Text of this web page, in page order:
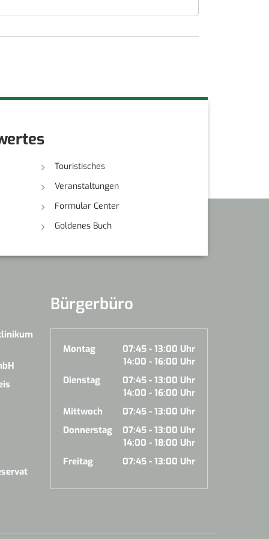
Touristisches
Veranstaltungen
Formular Center
Goldenes Buch
Bürgerbüro
Montag
07:45 - 13:00 Uhr
14:00 - 16:00 Uhr
Dienstag
07:45 - 13:00 Uhr
14:00 - 16:00 Uhr
Mittwoch
07:45 - 13:00 Uhr
Donnerstag
07:45 - 13:00 Uhr
14:00 - 18:00 Uhr
Freitag
07:45 - 13:00 Uhr